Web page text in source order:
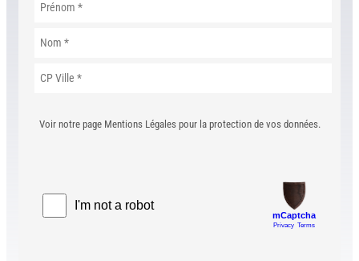
Voir notre page Mentions Légales pour la protection de vos données.